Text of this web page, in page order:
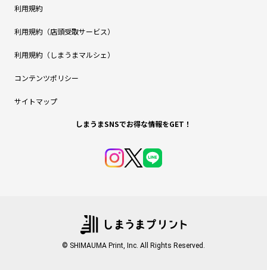
利用規約
利用規約（店頭受取サービス）
利用規約（しまうまマルシェ）
コンテンツポリシー
サイトマップ
しまうまSNSでお得な情報をGET！
© SHIMAUMA Print, Inc. All Rights Reserved.